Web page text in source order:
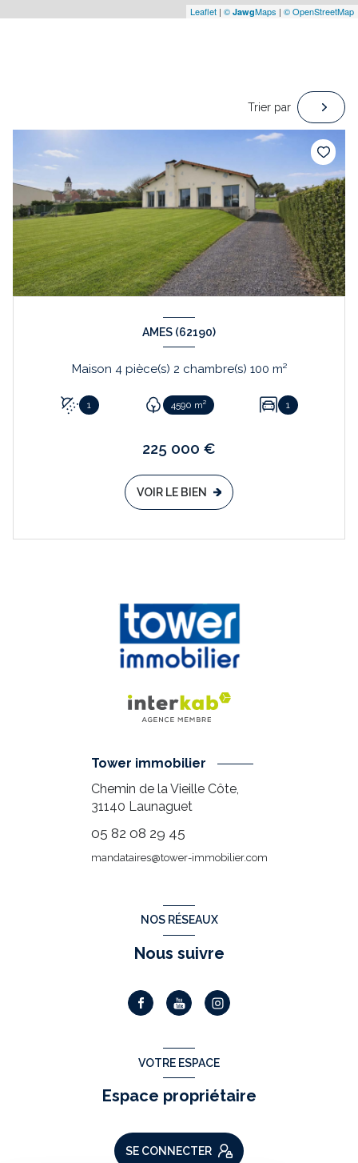
Leaflet | © JawgMaps | © OpenStreetMap
Trier par
AMES (62190)
Maison 4 pièce(s) 2 chambre(s) 100 m²
1 4590 m² 1
225 000 €
VOIR LE BIEN
Tower immobilier
Chemin de la Vieille Côte,
31140 Launaguet
05 82 08 29 45
mandataires@tower-immobilier.com
NOS RÉSEAUX
Nous suivre
VOTRE ESPACE
Espace propriétaire
SE CONNECTER